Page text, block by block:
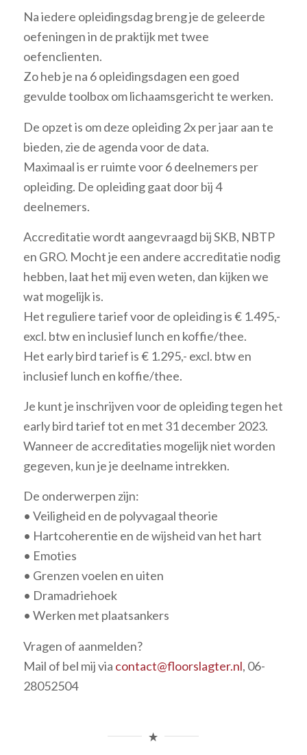
Na iedere opleidingsdag breng je de geleerde
oefeningen in de praktijk met twee
oefenclienten.
Zo heb je na 6 opleidingsdagen een goed
gevulde toolbox om lichaamsgericht te werken.
De opzet is om deze opleiding 2x per jaar aan te
bieden, zie de agenda voor de data.
Maximaal is er ruimte voor 6 deelnemers per
opleiding. De opleiding gaat door bij 4
deelnemers.
Accreditatie wordt aangevraagd bij SKB, NBTP
en GRO. Mocht je een andere accreditatie nodig
hebben, laat het mij even weten, dan kijken we
wat mogelijk is.
Het reguliere tarief voor de opleiding is € 1.495,-
excl. btw en inclusief lunch en koffie/thee.
Het early bird tarief is € 1.295,- excl. btw en
inclusief lunch en koffie/thee.
Je kunt je inschrijven voor de opleiding tegen het
early bird tarief tot en met 31 december 2023.
Wanneer de accreditaties mogelijk niet worden
gegeven, kun je je deelname intrekken.
De onderwerpen zijn:
• Veiligheid en de polyvagaal theorie
• Hartcoherentie en de wijsheid van het hart
• Emoties
• Grenzen voelen en uiten
• Dramadriehoek
• Werken met plaatsankers
Vragen of aanmelden?
Mail of bel mij via contact@floorslagter.nl, 06-
28052504